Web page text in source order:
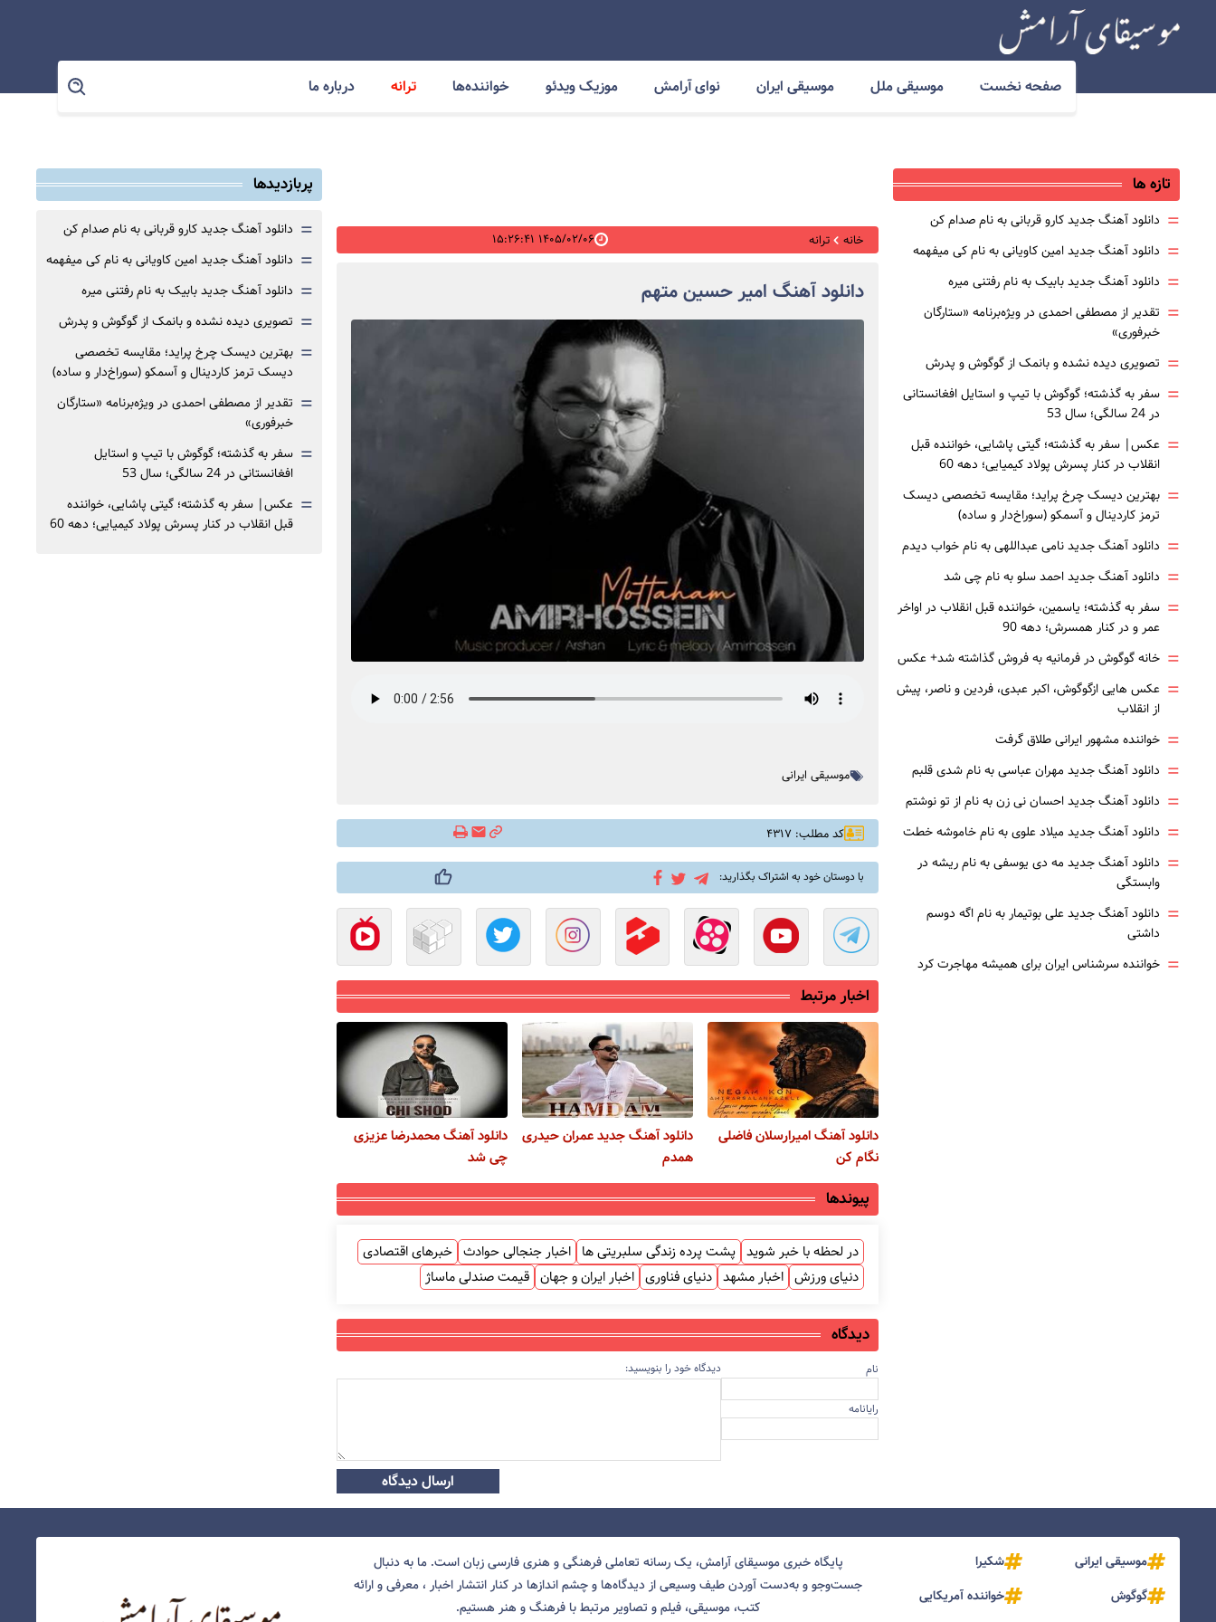
صفحه نخست موسیقی ملل موسیقی ایران نوای آرامش موزیک ویدئو خواننده‌ها ترانه درباره ما
خانه ترانه ۱۴۰۵/۰۲/۰۶ ۱۵:۲۶:۴۱
دانلود آهنگ امیر حسین متهم
موسیقی ایرانی
کد مطلب: ۴۳۱۷
با دوستان خود به اشتراک بگذارید:
اخبار مرتبط
دانلود آهنگ امیرارسلان فاضلی
نگام کن
دانلود آهنگ جدید عمران حیدری
همدم
دانلود آهنگ محمدرضا عزیزی
چی شد
پیوندها
در لحظه با خبر شوید پشت پرده زندگی سلبریتی ها اخبار جنجالی حوادث خبرهای اقتصادی
دنیای ورزش اخبار مشهد دنیای فناوری اخبار ایران و جهان قیمت صندلی ماساژ
دیدگاه
نام
رایانامه
دیدگاه خود را بنویسید:
ارسال دیدگاه
تازه ها
= دانلود آهنگ جدید کارو قربانی به نام صدام کن
= دانلود آهنگ جدید امین کاویانی به نام کی میفهمه
= دانلود آهنگ جدید بابیک به نام رفتنی میره
= تقدیر از مصطفی احمدی در ویژه‌برنامه «ستارگان
خبرفوری»
= تصویری دیده نشده و بانمک از گوگوش و پدرش
= سفر به گذشته؛ گوگوش با تیپ و استایل افغانستانی
در 24 سالگی؛ سال 53
= عکس| سفر به گذشته؛ گیتی پاشایی، خواننده قبل
انقلاب در کنار پسرش پولاد کیمیایی؛ دهه 60
= بهترین دیسک چرخ پراید؛ مقایسه تخصصی دیسک
ترمز کاردینال و آسمکو (سوراخ‌دار و ساده)
= دانلود آهنگ جدید نامی عبداللهی به نام خواب دیدم
= دانلود آهنگ جدید احمد سلو به نام چی شد
= سفر به گذشته؛ یاسمین، خواننده قبل انقلاب در اواخر
عمر و در کنار همسرش؛ دهه 90
= خانه گوگوش در فرمانیه به فروش گذاشته شد+ عکس
= عکس هایی ازگوگوش، اکبر عبدی، فردین و ناصر، پیش
از انقلاب
= خواننده مشهور ایرانی طلاق گرفت
= دانلود آهنگ جدید مهران عباسی به نام شدی قلبم
= دانلود آهنگ جدید احسان نی زن به نام از تو نوشتم
= دانلود آهنگ جدید میلاد علوی به نام خاموشه خطت
= دانلود آهنگ جدید مه دی یوسفی به نام ریشه در
وابستگی
= دانلود آهنگ جدید علی بوتیمار به نام اگه دوسم
داشتی
= خواننده سرشناس ایران برای همیشه مهاجرت کرد
پربازدیدها
= دانلود آهنگ جدید کارو قربانی به نام صدام کن
= دانلود آهنگ جدید امین کاویانی به نام کی میفهمه
= دانلود آهنگ جدید بابیک به نام رفتنی میره
= تصویری دیده نشده و بانمک از گوگوش و پدرش
= بهترین دیسک چرخ پراید؛ مقایسه تخصصی
دیسک ترمز کاردینال و آسمکو (سوراخ‌دار و ساده)
= تقدیر از مصطفی احمدی در ویژه‌برنامه «ستارگان
خبرفوری»
= سفر به گذشته؛ گوگوش با تیپ و استایل
افغانستانی در 24 سالگی؛ سال 53
= عکس| سفر به گذشته؛ گیتی پاشایی، خواننده
قبل انقلاب در کنار پسرش پولاد کیمیایی؛ دهه 60
موسیقی ایرانی
شکیرا
گوگوش
خواننده آمریکایی
پایگاه خبری موسیقای آرامش، یک رسانه تعاملی فرهنگی و هنری فارسی زبان است. ما به دنبال
جست‌و‌جو و به‌دست آوردن طیف وسیعی از دیدگاه‌ها و چشم انداز‌ها در کنار انتشار اخبار ، معرفی و ارائه
کتب، موسیقی، فیلم و تصاویر مرتبط با فرهنگ و هنر هستیم.